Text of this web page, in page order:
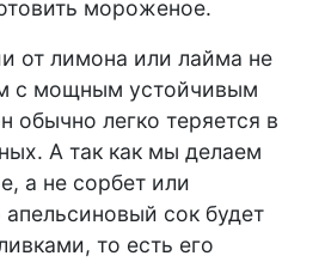
мороженое.
от лимона или лайма не
с мощным устойчивым
обычно легко теряется в
А так как мы делаем
а не сорбет или
сок будет
то есть его